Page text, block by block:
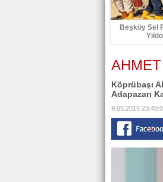
Beşköy Sel
Köprübaşı
Adapazarı
9.05.2015